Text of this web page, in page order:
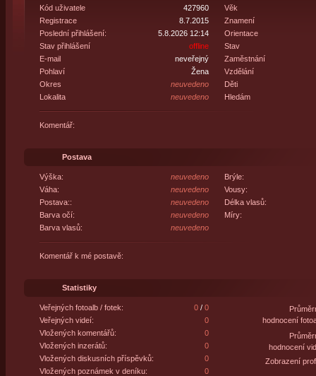
Kód uživatele
427960
Registrace
8.7.2015
Poslední přihlášení:
5.8.2026 12:14
Stav přihlášení
offline
E-mail
neveřejný
Pohlaví
Žena
Okres
neuvedeno
Lokalita
neuvedeno
Věk
Znamení
Orientace
Stav
Zaměstnání
Vzdělání
Děti
Hledám
Komentář:
Postava
Výška:
neuvedeno
Váha:
neuvedeno
Postava::
neuvedeno
Barva očí:
neuvedeno
Barva vlasů:
neuvedeno
Brýle:
Vousy:
Délka vlasů:
Míry:
Komentář k mé postavě:
Statistiky
Veřejných fotoalb / fotek: 0/ 0
Veřejných videí:
0
Vložených komentářů:
0
Vložených inzerátů:
0
Vložených diskusních příspěvků:
0
Vložených poznámek v deníku:
0
hodnocení
hodnocení
Zobrazení